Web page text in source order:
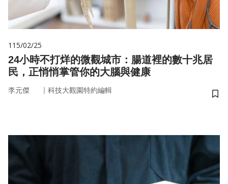
115/02/25
24小時不打烊的微觀城市：腸道裡的數十兆居
民，正悄悄掌管你的大腦與健康
李元傑 ｜ 科技大觀園特約編輯
儲